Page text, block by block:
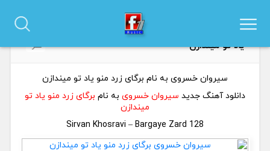
دانلود آهنگ سیروان خسروی به نام برگای زرد منو
یاد تو میندازن
نظر
سیروان خسروی به نام برگای زرد منو یاد تو میندازن
دانلود آهنگ جدید سیروان خسروی به نام برگای زرد منو یاد تو
میندازن
Sirvan Khosravi – Bargaye Zard 128